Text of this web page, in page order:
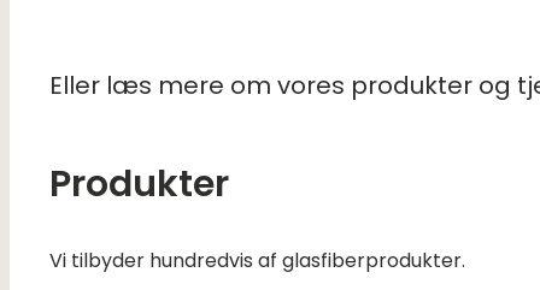
Eller læs mere om vores produkter og
Produkter
Vi tilbyder hundredvis af glasfiberprodukter.